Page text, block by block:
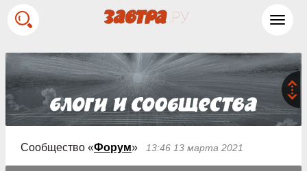
Сообщество «Форум» 13:46 13 марта 2021